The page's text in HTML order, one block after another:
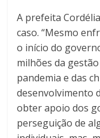
A prefeita
caso. “Mesmo
o início do
milhões da
pandemia e das
desenvolvimento
obter apoio dos
perseguição de